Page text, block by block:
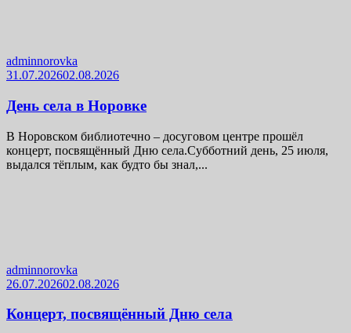
adminnorovka
31.07.202602.08.2026
День села в Норовке
В Норовском библиотечно – досуговом центре прошёл
концерт, посвящённый Дню села.Субботний день, 25 июля,
выдался тёплым, как будто бы знал,...
adminnorovka
26.07.202602.08.2026
Концерт, посвящённый Дню села